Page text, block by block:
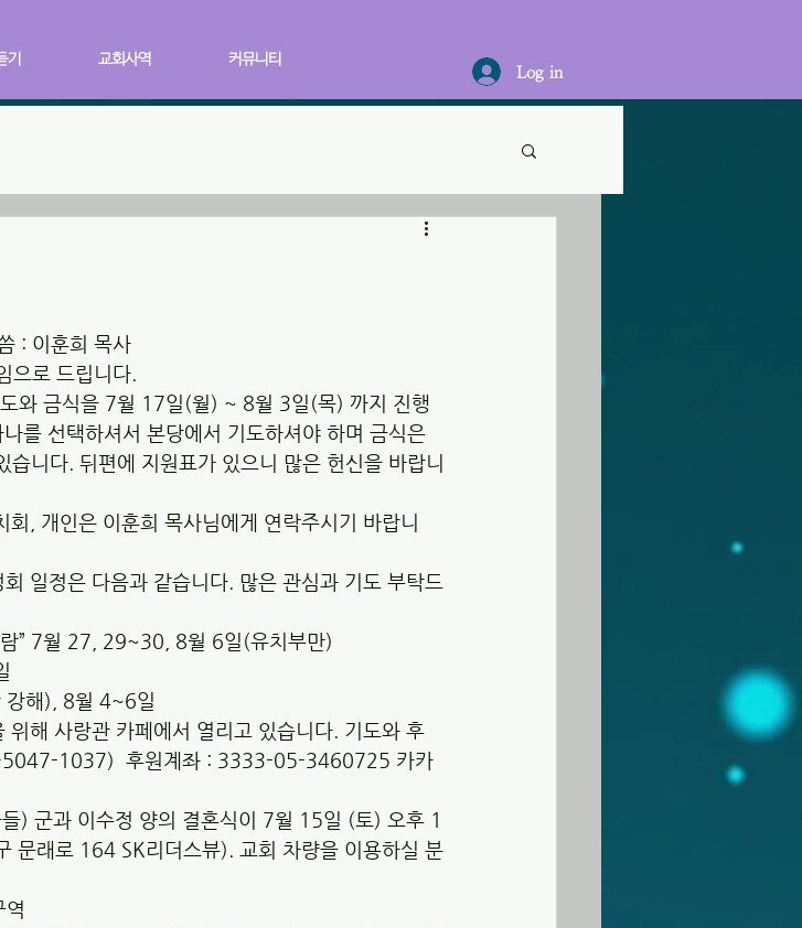
기 교회사역 커뮤니티
Log in
: 이훈희 목사
으로 드립니다.
와 금식을 7월 17일(월) ~ 8월 3일(목) 까지 진행
를 선택하셔서 본당에서 기도하셔야 하며 금식은
니다. 뒤편에 지원표가 있으니 많은 헌신을 바랍니
, 개인은 이훈희 목사님에게 연락주시기 바랍니
일정은 다음과 같습니다. 많은 관심과 기도 부탁드
람” 7월 27, 29~30, 8월 6일(유치부만)
강해), 8월 4~6일
해 사랑관 카페에서 열리고 있습니다. 기도와 후
5047-1037)  후원계좌 : 3333-05-3460725 카카
) 군과 이수정 양의 결혼식이 7월 15일 (토) 오후 1
문래로 164 SK리더스뷰). 교회 차량을 이용하실 분